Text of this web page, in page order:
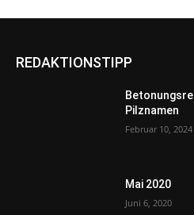
REDAKTIONSTIPP
Pilznamen
Februar 10, 2024
Mai 2020
Juni 6, 2020